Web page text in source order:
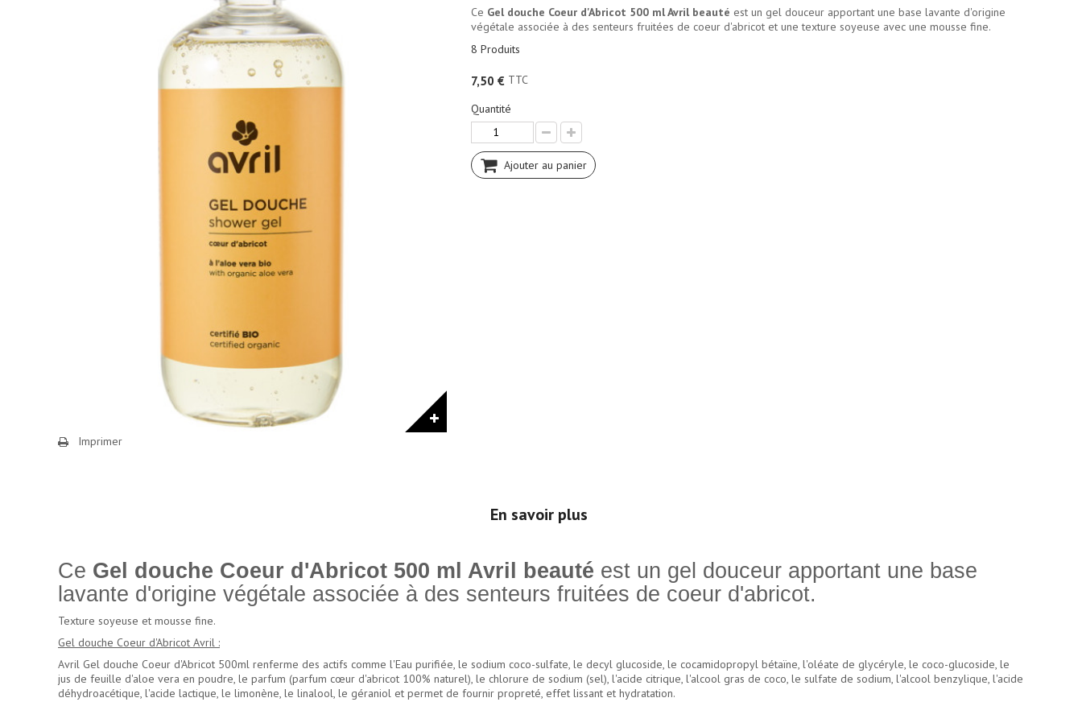
Imprimer
Ce Gel douche Coeur d'Abricot 500 ml Avril beauté est un gel douceur apportant une base lavante d'origine
végétale associée à des senteurs fruitées de coeur d'abricot et une texture soyeuse avec une mousse fine.
8 Produits
7,50 € TTC
Quantité
Ajouter au panier
En savoir plus
Ce Gel douche Coeur d'Abricot 500 ml Avril beauté est un gel douceur apportant une base
lavante d'origine végétale associée à des senteurs fruitées de coeur d'abricot.
Texture soyeuse et mousse fine.
Gel douche Coeur d'Abricot Avril :
Avril Gel douche Coeur d'Abricot 500ml renferme des actifs comme l'Eau purifiée, le sodium coco-sulfate, le decyl glucoside, le cocamidopropyl bétaïne, l'oléate de glycéryle, le coco-glucoside, le
jus de feuille d'aloe vera en poudre, le parfum (parfum cœur d'abricot 100% naturel), le chlorure de sodium (sel), l'acide citrique, l'alcool gras de coco, le sulfate de sodium, l'alcool benzylique, l'acide
déhydroacétique, l'acide lactique, le limonène, le linalool, le géraniol et permet de fournir propreté, effet lissant et hydratation.